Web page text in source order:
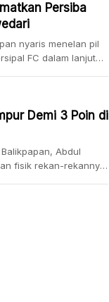
Tupamahu
rekor […]
Persiba
nyaris menelan pil
FC dalam lanjutan
Solo, Senin
bagi posisi Persiba di
Demi 3 Poin di
Abdul
fisik rekan-rekannya